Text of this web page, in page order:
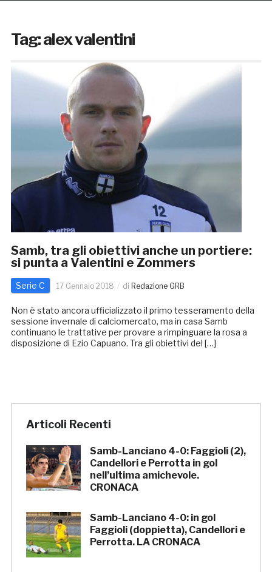
Tag:alex valentini
Samb, tra gli obiettivi anche un portiere:
si punta a Valentini e Zommers
Serie C 17 Gennaio 2018 di Redazione GRB
Non è stato ancora ufficializzato il primo tesseramento della
sessione invernale di calciomercato, ma in casa Samb
continuano le trattative per provare a rimpinguare la rosa a
disposizione di Ezio Capuano. Tra gli obiettivi del […]
Articoli Recenti
Samb-Lanciano 4-0: Faggioli (2),
Candellori e Perrotta in gol
nell’ultima amichevole.
CRONACA
Samb-Lanciano 4-0: in gol
Faggioli (doppietta), Candellori e
Perrotta. LA CRONACA